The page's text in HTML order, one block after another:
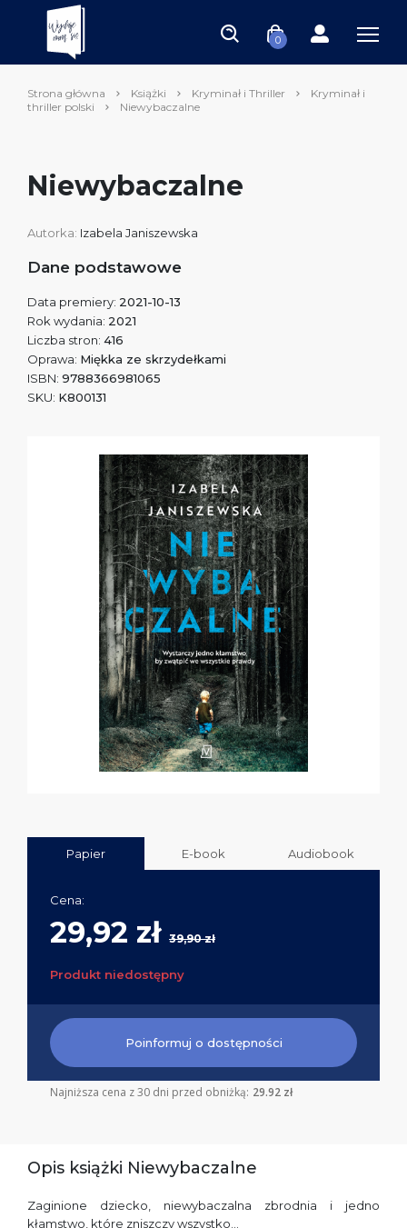
0
Strona główna Książki Kryminał i Thriller
Kryminał i
thriller polski
Niewybaczalne
Niewybaczalne
Autorka: Izabela Janiszewska
Dane podstawowe
Data premiery: 2021-10-13
Rok wydania: 2021
Liczba stron: 416
Oprawa: Miękka ze skrzydełkami
ISBN: 9788366981065
SKU: K800131
Papier E-book Audiobook
Cena:
29,92 zł 39,90 zł
Produkt niedostępny
Poinformuj o dostępności
Najniższa cena z 30 dni przed obniżką: 29.92 zł
Opis książki Niewybaczalne
Zaginione dziecko, niewybaczalna zbrodnia i jedno
kłamstwo, które zniszczy wszystko…